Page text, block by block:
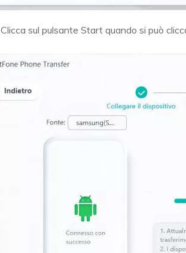
Clicca sul pulsante Start quando si può